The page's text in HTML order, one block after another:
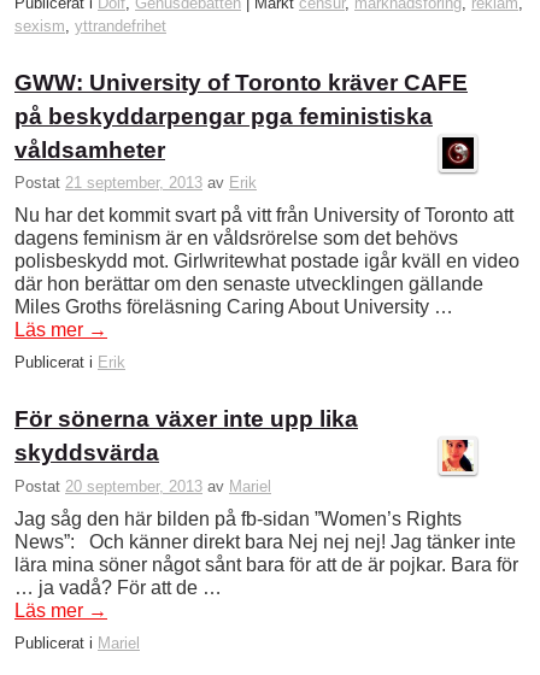
sexism yttrandefrihet
GWW: University of Toronto kräver CAFE
på beskyddarpengar pga feministiska
våldsamheter
Postat 21 september, 2013 av Erik
Nu har det kommit svart på vitt från University of Toronto att
dagens feminism är en våldsrörelse som det behövs
polisbeskydd mot. Girlwritewhat postade igår kväll en video
där hon berättar om den senaste utvecklingen gällande
Miles Groths föreläsning Caring About University …
Läs mer →
Publicerat i Erik
För sönerna växer inte upp lika
skyddsvärda
Postat 20 september, 2013 av Mariel
Jag såg den här bilden på fb-sidan ”Women’s Rights
News”: Och känner direkt bara Nej nej nej! Jag tänker inte
lära mina söner något sånt bara för att de är pojkar. Bara för
… ja vadå? För att de …
Läs mer →
Publicerat i Mariel